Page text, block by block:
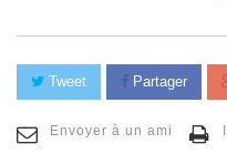
Tweet Partager
Envoyer à un ami